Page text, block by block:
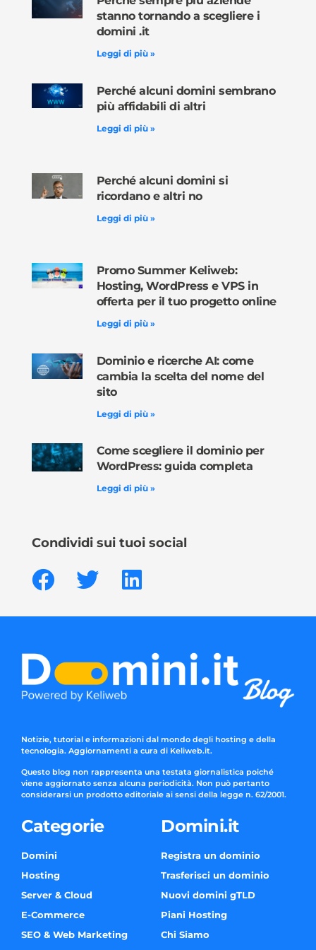
stanno tornando a scegliere i
domini .it
Leggi di più »
Perché alcuni domini sembrano
più affidabili di altri
Leggi di più »
Perché alcuni domini si
ricordano e altri no
Leggi di più »
Promo Summer Keliweb:
Hosting, WordPress e VPS in
offerta per il tuo progetto online
Leggi di più »
Dominio e ricerche AI: come
cambia la scelta del nome del
sito
Leggi di più »
Come scegliere il dominio per
WordPress: guida completa
Leggi di più »
Condividi sui tuoi social
Notizie, tutorial e informazioni dal mondo degli hosting e della
tecnologia. Aggiornamenti a cura di Keliweb.it.
Questo blog non rappresenta una testata giornalistica poiché
viene aggiornato senza alcuna periodicità. Non può pertanto
considerarsi un prodotto editoriale ai sensi della legge n. 62/2001.
Categorie
Domini
Hosting
Server & Cloud
E-Commerce
SEO & Web Marketing
Domini.it
Registra un dominio
Trasferisci un dominio
Nuovi domini gTLD
Piani Hosting
Chi Siamo